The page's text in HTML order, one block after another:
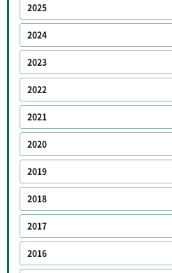
2025
2024
2023
2022
2021
2020
2019
2018
2017
2016